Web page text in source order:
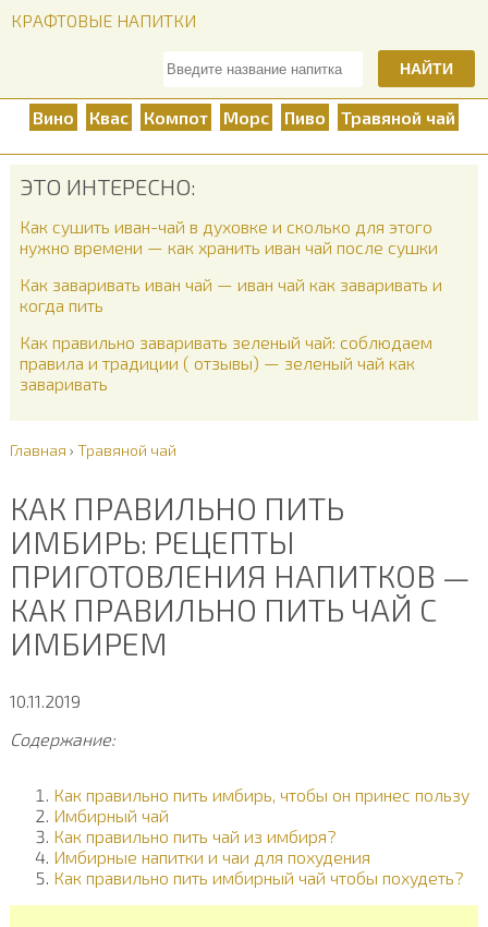
КРАФТОВЫЕ НАПИТКИ
НАЙТИ
Вино Квас Компот Морс Пиво Травяной чай
ЭТО ИНТЕРЕСНО:
Как сушить иван-чай в духовке и сколько для этого
нужно времени — как хранить иван чай после сушки
Как заваривать иван чай — иван чай как заваривать и
когда пить
Как правильно заваривать зеленый чай: соблюдаем
правила и традиции ( отзывы) — зеленый чай как
заваривать
Главная › Травяной чай
КАК ПРАВИЛЬНО ПИТЬ
ИМБИРЬ: РЕЦЕПТЫ
ПРИГОТОВЛЕНИЯ НАПИТКОВ —
КАК ПРАВИЛЬНО ПИТЬ ЧАЙ С
ИМБИРЕМ
10.11.2019
Содержание:
Как правильно пить имбирь, чтобы он принес пользу
Имбирный чай
Как правильно пить чай из имбиря?
Имбирные напитки и чаи для похудения
Как правильно пить имбирный чай чтобы похудеть?